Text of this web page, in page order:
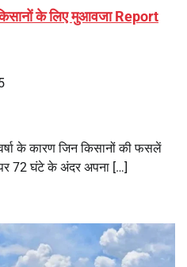
के लिए मुआवजा Report
के कारण जिन किसानों की फसलें
पर 72 घंटे के अंदर अपना […]